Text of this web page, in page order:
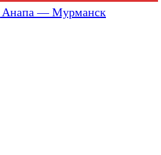
Анапа — Мурманск